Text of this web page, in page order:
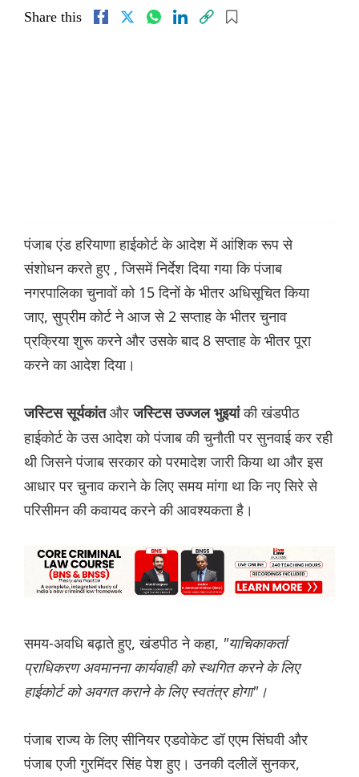
Share this
पंजाब एंड हरियाणा हाईकोर्ट के आदेश में आंशिक रूप से
संशोधन करते हुए , जिसमें निर्देश दिया गया कि पंजाब
नगरपालिका चुनावों को 15 दिनों के भीतर अधिसूचित किया
जाए, सुप्रीम कोर्ट ने आज से 2 सप्ताह के भीतर चुनाव
प्रक्रिया शुरू करने और उसके बाद 8 सप्ताह के भीतर पूरा
करने का आदेश दिया।
जस्टिस सूर्यकांत औरजस्टिस उज्जल भुइयांकी खंडपीठ
हाईकोर्ट के उस आदेश को पंजाब की चुनौती पर सुनवाई कर रही
थी जिसने पंजाब सरकार को परमादेश जारी किया था और इस
आधार पर चुनाव कराने के लिए समय मांगा था कि नए सिरे से
परिसीमन की कवायद करने की आवश्यकता है।
समय-अवधि बढ़ाते हुए, खंडपीठ ने कहा, "याचिकाकर्ता
प्राधिकरण अवमानना कार्यवाही को स्थगित करने के लिए
हाईकोर्ट को अवगत कराने के लिए स्वतंत्र होगा"।
पंजाब राज्य के लिए सीनियर एडवोकेट डॉ एएम सिंघवी और
पंजाब एजी गुरमिंदर सिंह पेश हुए। उनकी दलीलें सुनकर,